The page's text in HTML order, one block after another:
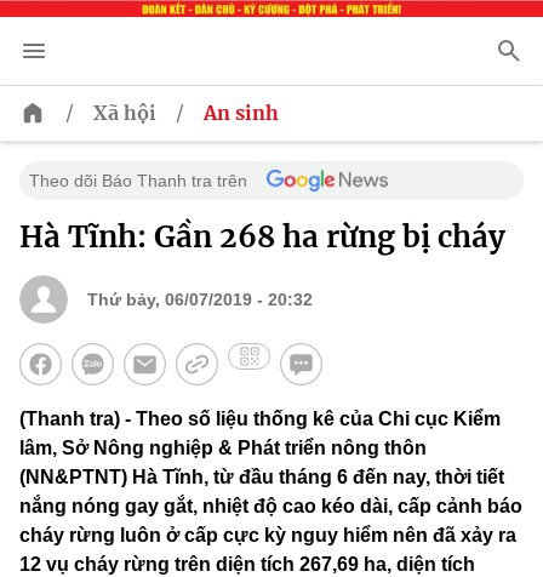
/ Xã hội / An sinh
Theo dõi Báo Thanh tra trên
Hà Tĩnh: Gần 268 ha rừng bị cháy
Thứ bảy, 06/07/2019 - 20:32
(Thanh tra) - Theo số liệu thống kê của Chi cục Kiểm
lâm, Sở Nông nghiệp & Phát triển nông thôn
(NN&PTNT) Hà Tĩnh, từ đầu tháng 6 đến nay, thời tiết
nắng nóng gay gắt, nhiệt độ cao kéo dài, cấp cảnh báo
cháy rừng luôn ở cấp cực kỳ nguy hiểm nên đã xảy ra
12 vụ cháy rừng trên diện tích 267,69 ha, diện tích